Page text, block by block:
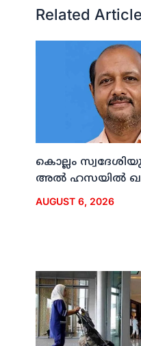
Related
കൊല്ലം
അല്‍ ഹസയില്‍
AUGUST 6, 2026